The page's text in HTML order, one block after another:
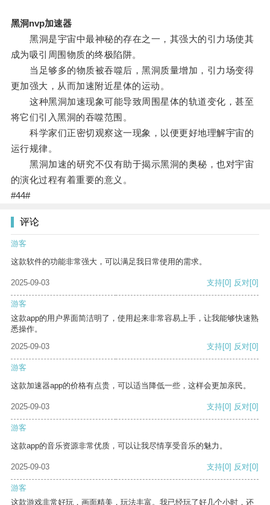
黑洞nvp加速器
黑洞是宇宙中最神秘的存在之一，其强大的引力场使其
成为吸引周围物质的终极陷阱。
当足够多的物质被吞噬后，黑洞质量增加，引力场变得
更加强大，从而加速附近星体的运动。
这种黑洞加速现象可能导致周围星体的轨道变化，甚至
将它们引入黑洞的吞噬范围。
科学家们正密切观察这一现象，以便更好地理解宇宙的
运行规律。
黑洞加速的研究不仅有助于揭示黑洞的奥秘，也对宇宙
的演化过程有着重要的意义。
#44#
评论
游客
这款软件的功能非常强大，可以满足我日常使用的需求。
2025-09-03 支持[0] 反对[0]
游客
这款app的用户界面简洁明了，使用起来非常容易上手，让我能够快速熟
悉操作。
2025-09-03
支持[0] 反对[0]
游客
这款加速器app的价格有点贵，可以适当降低一些，这样会更加亲民。
2025-09-03 支持[0] 反对[0]
游客
这款app的音乐资源非常优质，可以让我尽情享受音乐的魅力。
2025-09-03 支持[0] 反对[0]
游客
这款游戏非常好玩，画面精美，玩法丰富。我已经玩了好几个小时，还